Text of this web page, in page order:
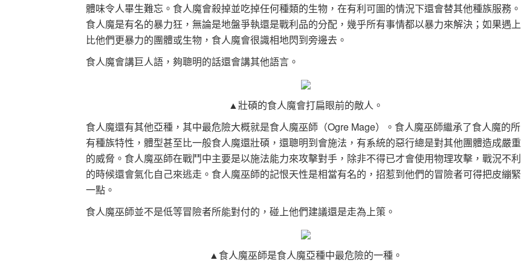
體味令人畢生難忘。食人魔會殺掉並吃掉任何種類的生物，在有利可圖的情況下還會替其他種族服務。
食人魔是有名的暴力狂，無論是地盤爭執還是戰利品的分配，幾乎所有事情都以暴力來解決；如果遇上
比他們更暴力的團體或生物，食人魔會很識相地閃到旁邊去。
食人魔會講巨人語，夠聰明的話還會講其他語言。
▲壯碩的食人魔會打扁眼前的敵人。
食人魔還有其他亞種，其中最危險大概就是食人魔巫師（Ogre Mage）。食人魔巫師繼承了食人魔的所
有種族特性，體型甚至比一般食人魔還壯碩，還聰明到會施法，有系統的惡行總是對其他團體造成嚴重
的威脅。食人魔巫師在戰鬥中主要是以施法能力來攻擊對手，除非不得已才會使用物理攻擊，戰況不利
的時候還會氣化自己來逃走。食人魔巫師的記恨天性是相當有名的，招惹到他們的冒險者可得把皮繃緊
一點。
食人魔巫師並不是低等冒險者所能對付的，碰上他們建議還是走為上策。
▲食人魔巫師是食人魔亞種中最危險的一種。